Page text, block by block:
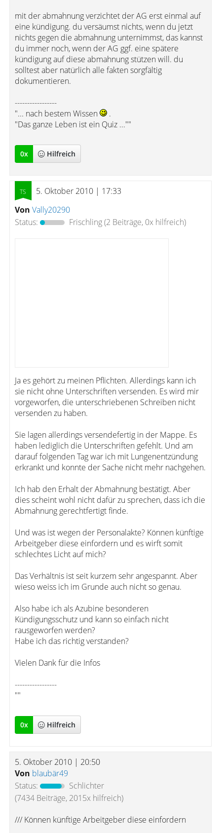
mit der abmahnung verzichtet der AG erst einmal auf
eine kündigung. du versäumst nichts, wenn du jetzt
nichts gegen die abmahnung unternimmst, das kannst
du immer noch, wenn der AG ggf. eine spätere
kündigung auf diese abmahnung stützen will. du
solltest aber natürlich alle fakten sorgfältig
dokumentieren.
-----------------
"... nach bestem Wissen
.
"Das ganze Leben ist ein Quiz ...""
0x Hilfreich
5. Oktober 2010 | 17:33
Von Vally20290
Status:
Frischling(2 Beiträge, 0x hilfreich)
Ja es gehört zu meinen Pflichten. Allerdings kann ich
sie nicht ohne Unterschriften versenden. Es wird mir
vorgeworfen, die unterschriebenen Schreiben nicht
versenden zu haben.
Sie lagen allerdings versendefertig in der Mappe. Es
haben lediglich die Unterschriften gefehlt. Und am
darauf folgenden Tag war ich mit Lungenentzündung
erkrankt und konnte der Sache nicht mehr nachgehen.
Ich hab den Erhalt der Abmahnung bestätigt. Aber
dies scheint wohl nicht dafür zu sprechen, dass ich die
Abmahnung gerechtfertigt finde.
Und was ist wegen der Personalakte? Können künftige
Arbeitgeber diese einfordern und es wirft somit
schlechtes Licht auf mich?
Das Verhältnis ist seit kurzem sehr angespannt. Aber
wieso weiss ich im Grunde auch nicht so genau.
Also habe ich als Azubine besonderen
Kündigungsschutz und kann so einfach nicht
rausgeworfen werden?
Habe ich das richtig verstanden?
Vielen Dank für die Infos
-----------------
""
0x Hilfreich
5. Oktober 2010 | 20:50
Von blaubär49
Status:
Schlichter
(7434 Beiträge, 2015x hilfreich)
/// Können künftige Arbeitgeber diese einfordern